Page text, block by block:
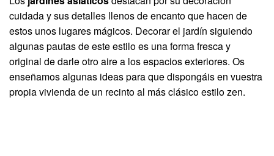
cuidada y sus detalles llenos de encanto que hacen de
estos unos lugares mágicos. Decorar el jardín siguiendo
algunas pautas de este estilo es una forma fresca y
original de darle otro aire a los espacios exteriores. Os
enseñamos algunas ideas para que dispongáis en vuestra
propia vivienda de un recinto al más clásico estilo zen.